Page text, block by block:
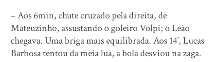
– Aos 6min, chute cruzado pela direita, de
Mateuzinho, assustando o goleiro Volpi; o Leão
chegava. Uma briga mais equilibrada. Aos 14’, Lucas
Barbosa tentou da meia lua, a bola desviou na zaga.